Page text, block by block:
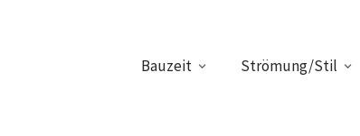
Bauzeit Strömung/Stil